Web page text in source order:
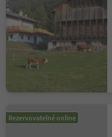
Rezervovatelné online